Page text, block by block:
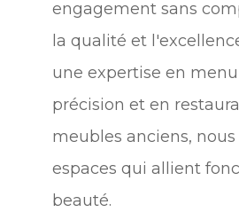
engagement sans
la qualité et
une expertise en
précision et en
meubles anciens, nous
espaces qui allient
beauté.